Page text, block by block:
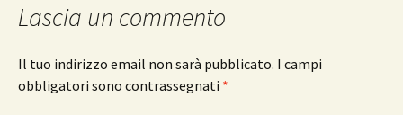
Lascia un commento
Il tuo indirizzo email non sarà pubblicato. I campi
obbligatori sono contrassegnati *